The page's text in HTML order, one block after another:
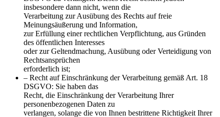
insbesondere dann nicht, wenn die
Verarbeitung zur Ausübung des Rechts auf freie
Meinungsäußerung und Information,
zur Erfüllung einer rechtlichen Verpflichtung, aus Gründen
des öffentlichen Interesses
oder zur Geltendmachung, Ausübung oder Verteidigung von
Rechtsansprüchen
erforderlich ist;
– Recht auf Einschränkung der Verarbeitung gemäß Art. 18
DSGVO: Sie haben das
Recht, die Einschränkung der Verarbeitung Ihrer
personenbezogenen Daten zu
verlangen, solange die von Ihnen bestrittene Richtigkeit Ihrer